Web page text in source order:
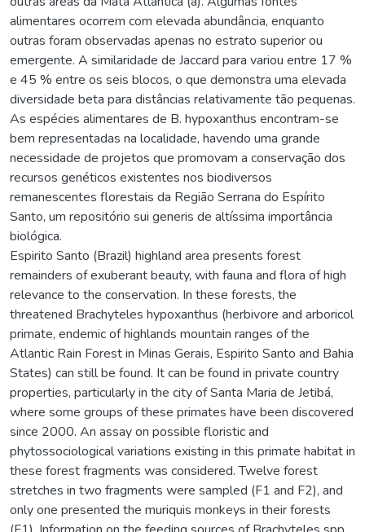
alimentares ocorrem com elevada abundância, enquanto
outras foram observadas apenas no estrato superior ou
emergente. A similaridade de Jaccard para variou entre 17 %
e 45 % entre os seis blocos, o que demonstra uma elevada
diversidade beta para distâncias relativamente tão pequenas.
As espécies alimentares de B. hypoxanthus encontram-se
bem representadas na localidade, havendo uma grande
necessidade de projetos que promovam a conservação dos
recursos genéticos existentes nos biodiversos
remanescentes florestais da Região Serrana do Espírito
Santo, um repositório sui generis de altíssima importância
biológica.
Espirito Santo (Brazil) highland area presents forest
remainders of exuberant beauty, with fauna and flora of high
relevance to the conservation. In these forests, the
threatened Brachyteles hypoxanthus (herbivore and arboricol
primate, endemic of highlands mountain ranges of the
Atlantic Rain Forest in Minas Gerais, Espirito Santo and Bahia
States) can still be found. It can be found in private country
properties, particularly in the city of Santa Maria de Jetibá,
where some groups of these primates have been discovered
since 2000. An assay on possible floristic and
phytossociological variations existing in this primate habitat in
these forest fragments was considered. Twelve forest
stretches in two fragments were sampled (F1 and F2), and
only one presented the muriquis monkeys in their forests